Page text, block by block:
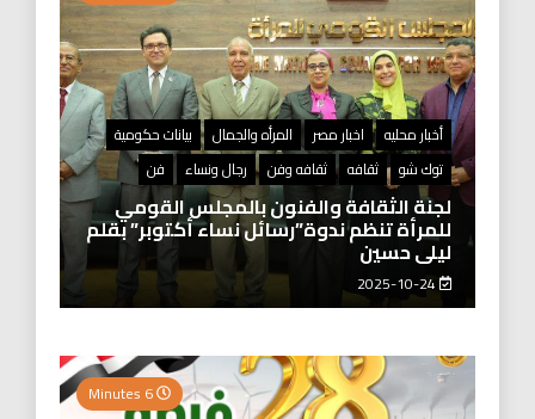
أخبار محليه اخبار مصر المرأه والجمال
بيانات حكومية
توك شو
ثقافه ثقافه وفن رجال ونساء فن
لجنة الثقافة والفنون بالمجلس القومي
للمرأة تنظم ندوة”رسائل نساء أكتوبر” بقلم
ليلى حسين